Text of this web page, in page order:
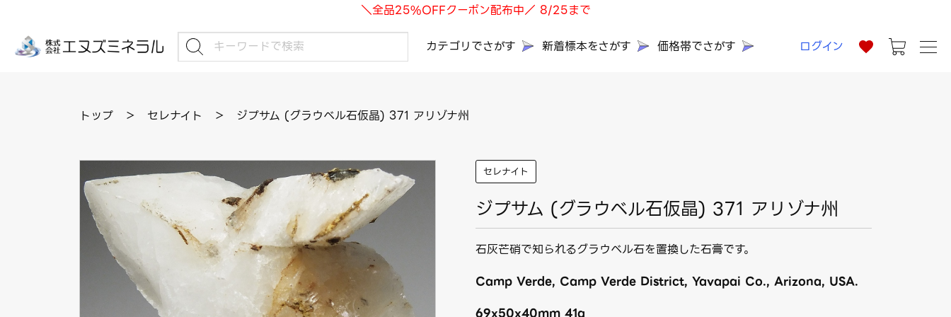
＼全品25%OFFクーポン配布中／ 8/25まで
カテゴリでさがす 新着標本をさがす 価格帯でさがす ログイン
トップ ＞ セレナイト ＞ ジプサム (グラウベル石仮晶) 371 アリゾナ州
セレナイト
ジプサム (グラウベル石仮晶) 371 アリゾナ州
石灰芒硝で知られるグラウベル石を置換した石膏です。
Camp Verde, Camp Verde District, Yavapai Co., Arizona, USA.
69x50x40mm 41g